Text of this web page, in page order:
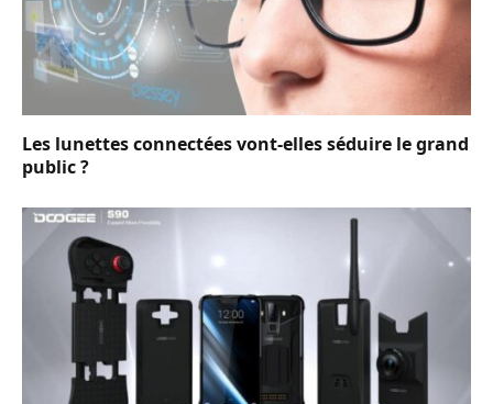
Les lunettes connectées vont-elles séduire le grand
public ?